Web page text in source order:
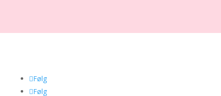
Følg
Følg